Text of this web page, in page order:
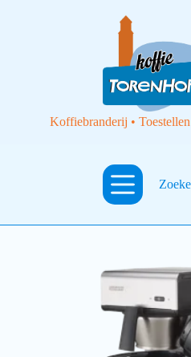
Koffiebranderij •
Filterkoffietoestellen